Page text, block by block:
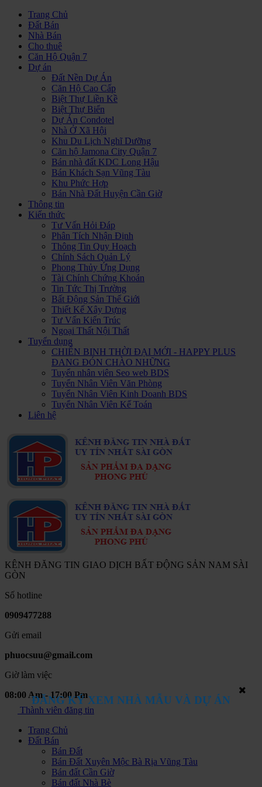
Trang Chủ
Đất Bán
Nhà Bán
Cho thuê
Căn Hộ Quận 7
Dự án
Đất Nền Dự Án
Căn Hộ Cao Cấp
Biệt Thự Liền Kề
Biệt Thự Biển
Dự Án Condotel
Nhà Ở Xã Hội
Khu Du Lịch Nghĩ Dưỡng
Căn hộ Jamona City Quận 7
Bán nhà đất KDC Long Hậu
Bán Khách Sạn Vũng Tàu
Khu Phức Hợp
Bán Nhà Đất Huyện Cần Giờ
Thông tin
Kiến thức
Tư Vấn Hỏi Đáp
Phân Tích Nhận Định
Thông Tin Quy Hoạch
Chính Sách Quản Lý
Phong Thủy Ứng Dụng
Tài Chính Chứng Khoán
Tin Tức Thị Trường
Bất Động Sản Thế Giới
Thiết Kế Xây Dựng
Tư Vấn Kiến Trúc
Ngoại Thất Nội Thất
Tuyển dụng
CHIẾN BINH THỜI ĐẠI MỚI - HAPPY PLUS
ĐANG ĐÓN CHÀO NHỮNG
Tuyển nhân viên Seo web BDS
Tuyển Nhân Viên Văn Phòng
Tuyển Nhân Viên Kinh Doanh BDS
Tuyển Nhân Viên Kế Toán
Liên hệ
KÊNH ĐĂNG TIN GIAO DỊCH BẤT ĐỘNG SẢN NAM SÀI
GÒN
Số hotline
0909477288
Gửi email
phuocsuu@gmail.com
Giờ làm việc
08:00 Am - 17:00 Pm
Thành viên đăng tin
Trang Chủ
Đất Bán
Bán Đất
Bán Đất Xuyên Mộc Bà Rịa Vũng Tàu
Bán đất Cần Giờ
Bán đất Nhà Bè
ĐĂNG KÝ XEM NHÀ MẪU VÀ DỰ ÁN